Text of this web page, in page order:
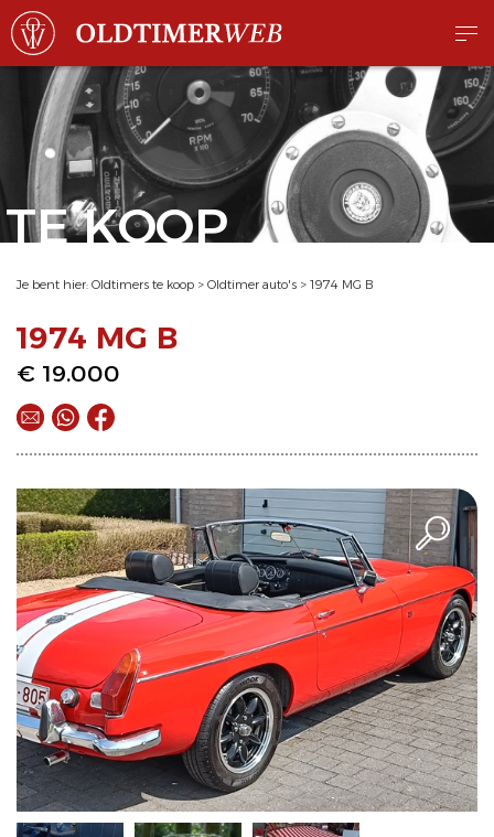
TE KOOP
Je bent hier: Oldtimers te koop > Oldtimer auto's > 1974 MG B
1974 MG B
€ 19.000